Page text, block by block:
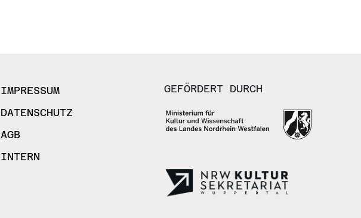
IMPRESSUM
DATENSCHUTZ
AGB
INTERN
GEFÖRDERT DURCH